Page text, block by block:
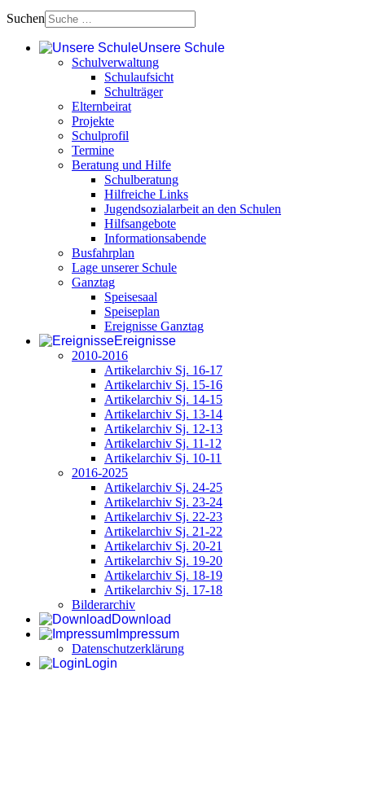
Suchen
Unsere Schule
Schulverwaltung
Schulaufsicht
Schulträger
Elternbeirat
Projekte
Schulprofil
Termine
Beratung und Hilfe
Schulberatung
Hilfreiche Links
Jugendsozialarbeit an den Schulen
Hilfsangebote
Informationsabende
Busfahrplan
Lage unserer Schule
Ganztag
Speisesaal
Speiseplan
Ereignisse Ganztag
Ereignisse
2010-2016
Artikelarchiv Sj. 16-17
Artikelarchiv Sj. 15-16
Artikelarchiv Sj. 14-15
Artikelarchiv Sj. 13-14
Artikelarchiv Sj. 12-13
Artikelarchiv Sj. 11-12
Artikelarchiv Sj. 10-11
2016-2025
Artikelarchiv Sj. 24-25
Artikelarchiv Sj. 23-24
Artikelarchiv Sj. 22-23
Artikelarchiv Sj. 21-22
Artikelarchiv Sj. 20-21
Artikelarchiv Sj. 19-20
Artikelarchiv Sj. 18-19
Artikelarchiv Sj. 17-18
Bilderarchiv
Download
Impressum
Datenschutzerklärung
Login